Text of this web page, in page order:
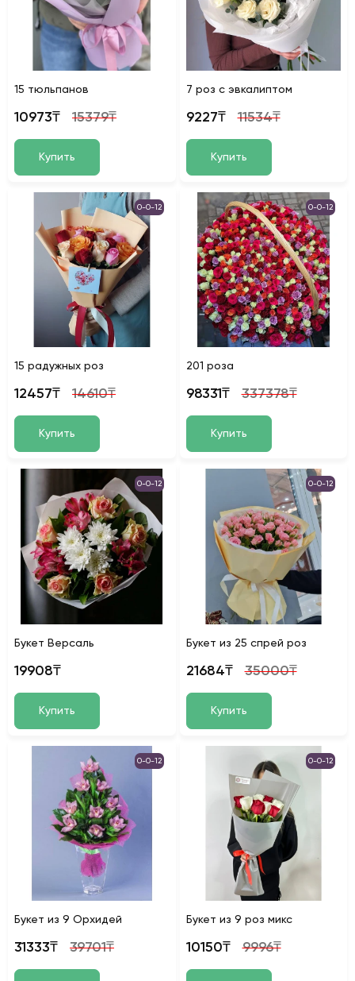
15 тюльпанов
10973₸ 15379₸
Купить
7 роз с эвкалиптом
9227₸ 11534₸
Купить
0-0-12
15 радужных роз
12457₸ 14610₸
Купить
0-0-12
201 роза
98331₸ 337378₸
Купить
0-0-12
Букет Версаль
19908₸
Купить
0-0-12
Букет из 25 спрей роз
21684₸ 35000₸
Купить
0-0-12
Букет из 9 Орхидей
31333₸ 39701₸
0-0-12
Букет из 9 роз микс
10150₸ 9996₸